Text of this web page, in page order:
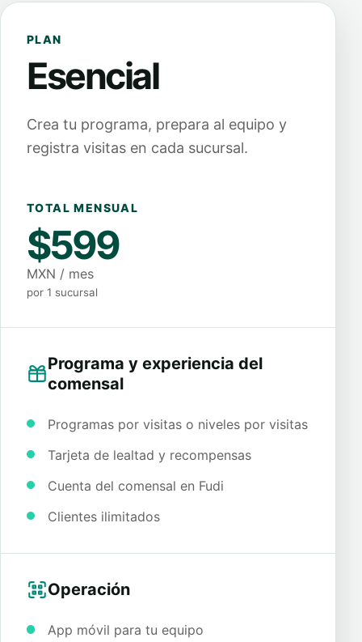
PLAN
Esencial
Crea tu programa, prepara al equipo y
registra visitas en cada sucursal.
TOTAL MENSUAL
$599
MXN / mes
por 1 sucursal
Programa y experiencia del
comensal
Programas por visitas o niveles por visitas
Tarjeta de lealtad y recompensas
Cuenta del comensal en Fudi
Clientes ilimitados
Operación
App móvil para tu equipo